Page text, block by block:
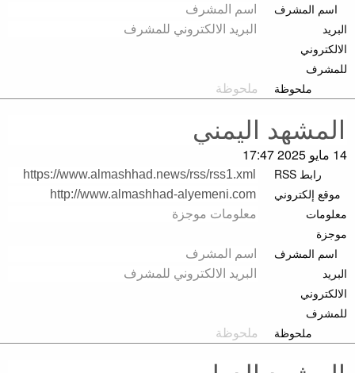
اسم المشرف
البريد
الالكتروني
للمشرف
ملحوظة
14 مايو 2025 17:47
رابط RSS
موقع إلكتروني
معلومات
موجزة
اسم المشرف
البريد
الالكتروني
للمشرف
ملحوظة